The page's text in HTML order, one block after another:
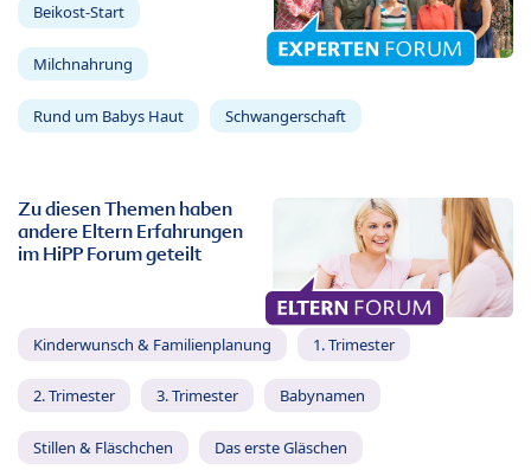
Beikost-Start
Milchnahrung
Rund um Babys Haut Schwangerschaft
Zu diesen Themen haben
andere Eltern Erfahrungen
im HiPP Forum geteilt
Kinderwunsch & Familienplanung 1. Trimester
2. Trimester 3. Trimester Babynamen
Stillen & Fläschchen Das erste Gläschen